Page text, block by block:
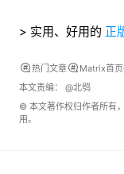
> 实用、好用的 正
热门文章 Matrix首
本文责编： @北鸮
© 本文著作权归作者所有
用。